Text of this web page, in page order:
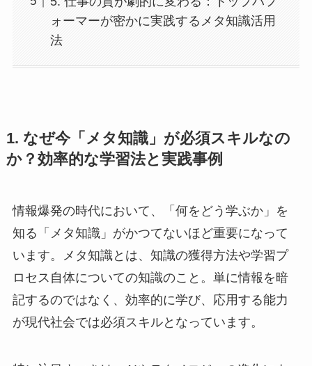
ォーマーが密かに実践するメタ知識活用
法
1. なぜ今「メタ知識」が必須スキルなの
か？効率的な学習法と実践事例
情報爆発の時代において、「何をどう学ぶか」を
知る「メタ知識」がかつてないほど重要になって
います。メタ知識とは、知識の獲得方法や学習プ
ロセス自体についての知識のこと。単に情報を暗
記するのではなく、効率的に学び、応用する能力
が現代社会では必須スキルとなっています。